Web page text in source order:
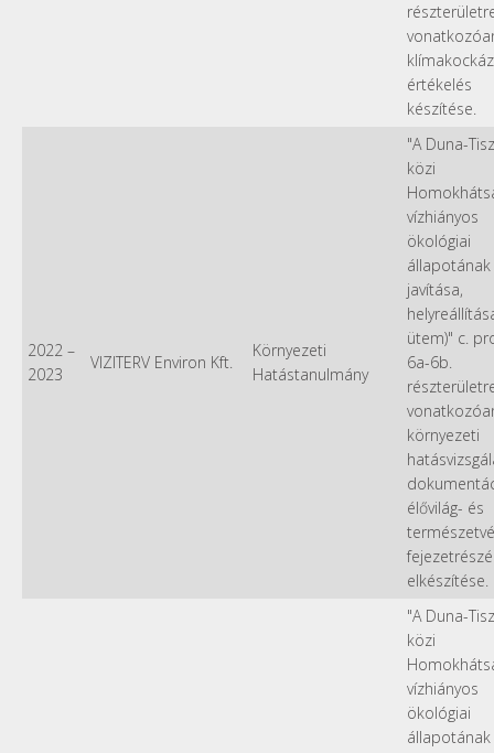
értékelés
készítése.
2022 –
2023
VIZITERV Environ Kft.
Környezeti
Hatástanulmány
"A Duna-
közi
vízhiányos
ökológiai
állapotának
javítása,
ütem)" c.
6a-6b.
környezeti
élővilág- és
elkészítése.
"A Duna-
közi
vízhiányos
ökológiai
állapotának